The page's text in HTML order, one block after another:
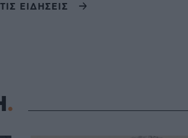
ΕΙΔΗΣΕΙΣ